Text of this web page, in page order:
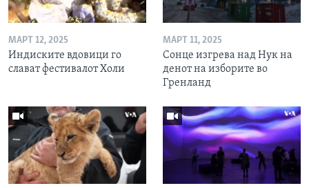
МАРТ 12, 2025
Индиските вдовици го
слават фестивалот Холи
МАРТ 11, 2025
Сонце изгрева над Нук на
денот на изборите во
Гренланд